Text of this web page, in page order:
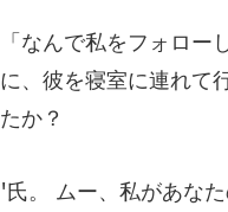
に、彼を寝室に連れて